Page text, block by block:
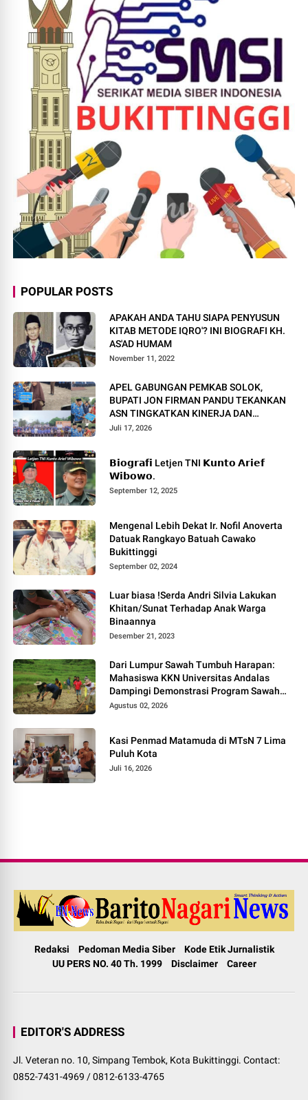
POPULAR POSTS
APAKAH ANDA TAHU SIAPA PENYUSUN
KITAB METODE IQRO'? INI BIOGRAFI KH.
AS'AD HUMAM
November 11, 2022
APEL GABUNGAN PEMKAB SOLOK,
BUPATI JON FIRMAN PANDU TEKANKAN
ASN TINGKATKAN KINERJA DAN
PELAYANAN MASYARAKAT.
Juli 17, 2026
𝗕𝗶𝗼𝗴𝗿𝗮𝗳𝗶 Letjen TNI 𝗞𝘂𝗻𝘁𝗼 𝗔𝗿𝗶𝗲𝗳
𝗪𝗶𝗯𝗼𝘄𝗼.
September 12, 2025
Mengenal Lebih Dekat Ir. Nofil Anoverta
Datuak Rangkayo Batuah Cawako
Bukittinggi
September 02, 2024
Luar biasa !Serda Andri Silvia Lakukan
Khitan/Sunat Terhadap Anak Warga
Binaannya
Desember 21, 2023
Dari Lumpur Sawah Tumbuh Harapan:
Mahasiswa KKN Universitas Andalas
Dampingi Demonstrasi Program Sawah
Pokok Murah di Jorong Bayua
Agustus 02, 2026
Kasi Penmad Matamuda di MTsN 7 Lima
Puluh Kota
Juli 16, 2026
Redaksi Pedoman Media Siber
Kode Etik Jurnalistik
UU PERS NO. 40 Th. 1999
Disclaimer Career
EDITOR'S ADDRESS
Jl. Veteran no. 10, Simpang Tembok, Kota Bukittinggi. Contact:
0852-7431-4969 / 0812-6133-4765